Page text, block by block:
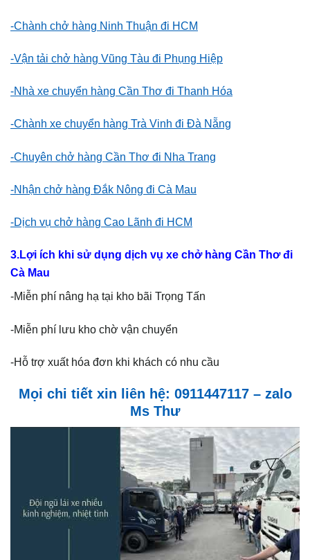
-Chành chở hàng Ninh Thuận đi HCM
-Vận tải chở hàng Vũng Tàu đi Phụng Hiệp
-Nhà xe chuyển hàng Cần Thơ đi Thanh Hóa
-Chành xe chuyển hàng Trà Vinh đi Đà Nẵng
-Chuyên chở hàng Cần Thơ đi Nha Trang
-Nhận chở hàng Đắk Nông đi Cà Mau
-Dịch vụ chở hàng Cao Lãnh đi HCM
3.Lợi ích khi sử dụng dịch vụ xe chở hàng Cần Thơ đi
Cà Mau
-Miễn phí nâng hạ tại kho bãi Trọng Tấn
-Miễn phí lưu kho chờ vận chuyển
-Hỗ trợ xuất hóa đơn khi khách có nhu cầu
Mọi chi tiết xin liên hệ: 0911447117 – zalo
Ms Thư